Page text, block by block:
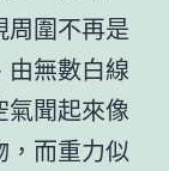
周圍不再是
由無數白線
聞起來像
，而重力似